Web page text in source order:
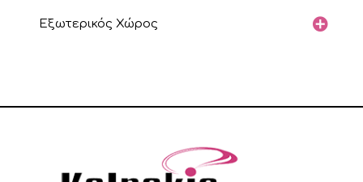
Εξωτερικός Χώρος